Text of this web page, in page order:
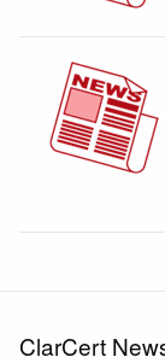
ClarCert